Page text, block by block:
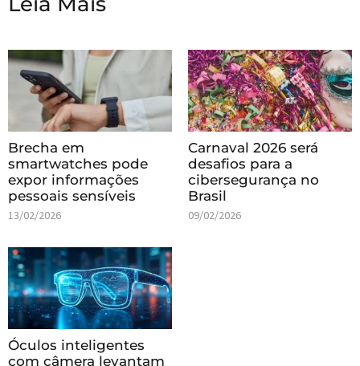
Brecha em
smartwatches pode
expor informações
pessoais sensíveis
13/02/2026
Carnaval 2026 será
desafios para a
cibersegurança no
Brasil
09/02/2026
Óculos inteligentes
com câmera levantam